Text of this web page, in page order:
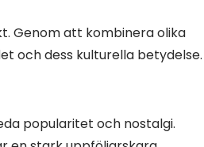
Genom att kombinera olika
och dess kulturella betydelse.
popularitet och nostalgi.